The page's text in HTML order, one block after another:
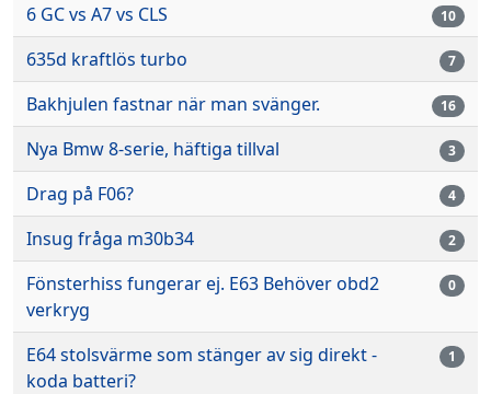
6 GC vs A7 vs CLS 10
635d kraftlös turbo 7
Bakhjulen fastnar när man svänger. 16
Nya Bmw 8-serie, häftiga tillval 3
Drag på F06? 4
Insug fråga m30b34 2
Fönsterhiss fungerar ej. E63 Behöver obd2
verkryg
0
E64 stolsvärme som stänger av sig direkt -
koda batteri?
1